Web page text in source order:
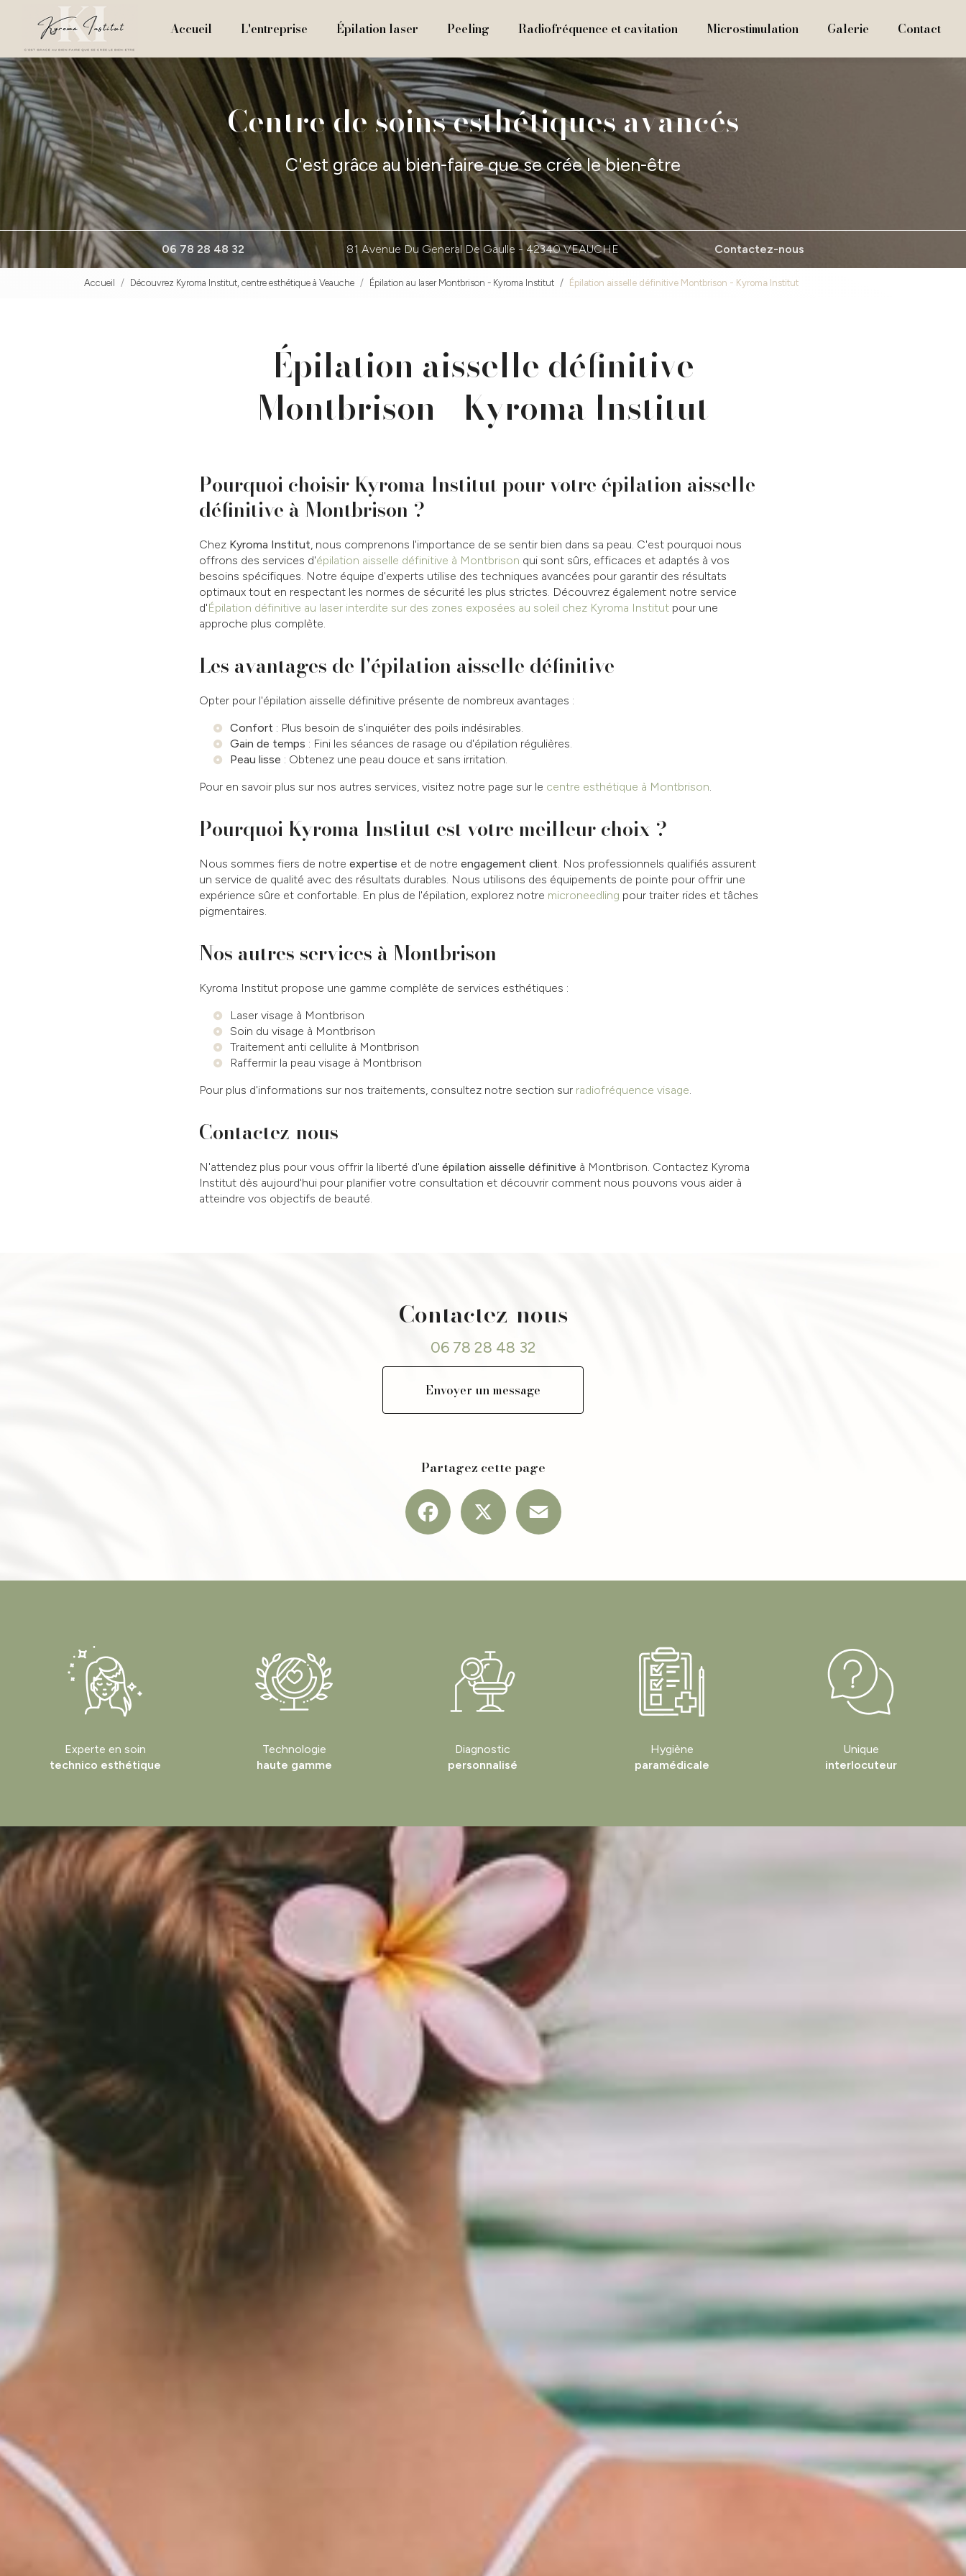
contenu
principal
Accueil
L'entreprise Épilation laser Peeling Radiofréquence et cavitation Microstimulation Galerie Contact
Centre de soins esthétiques avancés
C'est grâce au bien-faire que se crée le bien-être
06 78 28 48 32 81 Avenue Du General De Gaulle -42340 VEAUCHE Contactez-nous
Accueil Découvrez Kyroma Institut, centre esthétique à Veauche Épilation au laser Montbrison - Kyroma Institut Épilation aisselle définitive Montbrison - Kyroma Institut
Épilation aisselle définitive
Montbrison - Kyroma Institut
Pourquoi choisir Kyroma Institut pour votre épilation aisselle
définitive à Montbrison ?
Chez Kyroma Institut, nous comprenons l'importance de se sentir bien dans sa peau. C'est pourquoi nous
offrons des services d'épilation aisselle définitive à Montbrison qui sont sûrs, efficaces et adaptés à vos
besoins spécifiques. Notre équipe d'experts utilise des techniques avancées pour garantir des résultats
optimaux tout en respectant les normes de sécurité les plus strictes. Découvrez également notre service
d'Épilation définitive au laser interdite sur des zones exposées au soleil chez Kyroma Institut pour une
approche plus complète.
Les avantages de l'épilation aisselle définitive
Opter pour l'épilation aisselle définitive présente de nombreux avantages :
Confort : Plus besoin de s'inquiéter des poils indésirables.
Gain de temps : Fini les séances de rasage ou d'épilation régulières.
Peau lisse : Obtenez une peau douce et sans irritation.
Pour en savoir plus sur nos autres services, visitez notre page sur le centre esthétique à Montbrison.
Pourquoi Kyroma Institut est votre meilleur choix ?
Nous sommes fiers de notre expertise et de notre engagement client. Nos professionnels qualifiés assurent
un service de qualité avec des résultats durables. Nous utilisons des équipements de pointe pour offrir une
expérience sûre et confortable. En plus de l'épilation, explorez notre microneedling pour traiter rides et tâches
pigmentaires.
Nos autres services à Montbrison
Kyroma Institut propose une gamme complète de services esthétiques :
Laser visage à Montbrison
Soin du visage à Montbrison
Traitement anti cellulite à Montbrison
Raffermir la peau visage à Montbrison
Pour plus d'informations sur nos traitements, consultez notre section sur radiofréquence visage.
Contactez-nous
N'attendez plus pour vous offrir la liberté d'une épilation aisselle définitive à Montbrison. Contactez Kyroma
Institut dès aujourd'hui pour planifier votre consultation et découvrir comment nous pouvons vous aider à
atteindre vos objectifs de beauté.
Contactez-nous
06 78 28 48 32
Envoyer un message
Partagez cette page
Facebook
Experte en soin
technico esthétique
Technologie
haute gamme
Diagnostic
personnalisé
Hygiène
paramédicale
Unique
interlocuteur